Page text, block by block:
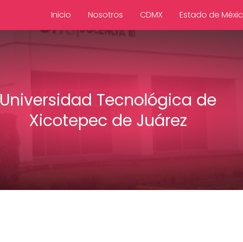
Inicio Nosotros CDMX Estado de
Universidad Tecnológica de
Xicotepec de Juárez